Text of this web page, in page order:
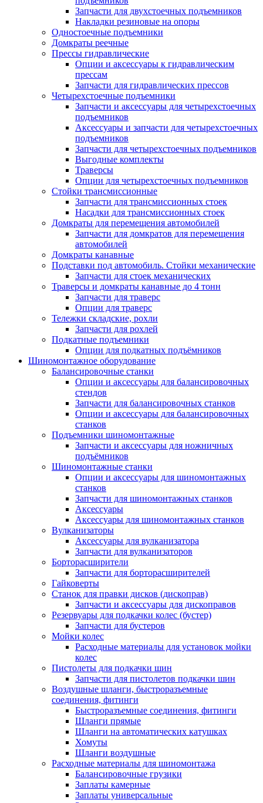
Запчасти для двухстоечных подъемников
Накладки резиновые на опоры
Одностоечные подъемники
Домкраты реечные
Прессы гидравлические
Опции и аксессуары к гидравлическим
прессам
Запчасти для гидравлических прессов
Четырехстоечные подъемники
Запчасти и аксессуары для четырехстоечных
подъемников
Аксессуары и запчасти для четырехстоечных
подъемников
Запчасти для четырехстоечных подъемников
Выгодные комплекты
Траверсы
Опции для четырехстоечных подъемников
Стойки трансмиссионные
Запчасти для трансмиссионных стоек
Насадки для трансмиссионных стоек
Домкраты для перемещения автомобилей
Запчасти для домкратов для перемещения
автомобилей
Домкраты канавные
Подставки под автомобиль. Стойки механические
Запчасти для стоек механических
Траверсы и домкраты канавные до 4 тонн
Запчасти для траверс
Опции для траверс
Тележки складские, рохли
Запчасти для рохлей
Подкатные подъемники
Опции для подкатных подъёмников
Шиномонтажное оборудование
Балансировочные станки
Опции и аксессуары для балансировочных
стендов
Запчасти для балансировочных станков
Опции и аксессуары для балансировочных
станков
Подъемники шиномонтажные
Запчасти и аксессуары для ножничных
подъёмников
Шиномонтажные станки
Опции и аксессуары для шиномонтажных
станков
Запчасти для шиномонтажных станков
Аксессуары
Аксессуары для шиномонтажных станков
Вулканизаторы
Аксессуары для вулканизатора
Запчасти для вулканизаторов
Борторасширители
Запчасти для борторасширителей
Гайковерты
Станок для правки дисков (дископрав)
Запчасти и аксессуары для дископравов
Резервуары для подкачки колес (бустер)
Запчасти для бустеров
Мойки колес
Расходные материалы для установок мойки
колес
Пистолеты для подкачки шин
Запчасти для пистолетов подкачки шин
Воздушные шланги, быстроразъемные
соединения, фитинги
Быстроразъемные соединения, фитинги
Шланги прямые
Шланги на автоматических катушках
Хомуты
Шланги воздушные
Расходные материалы для шиномонтажа
Балансировочные грузики
Заплаты камерные
Заплаты универсальные